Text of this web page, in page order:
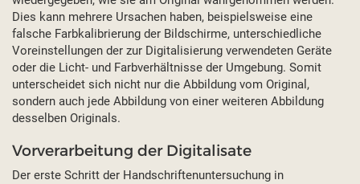
Dies kann mehrere Ursachen haben, beispielsweise eine
falsche Farbkalibrierung der Bildschirme, unterschiedliche
Voreinstellungen der zur Digitalisierung verwendeten Geräte
oder die Licht- und Farbverhältnisse der Umgebung. Somit
unterscheidet sich nicht nur die Abbildung vom Original,
sondern auch jede Abbildung von einer weiteren Abbildung
desselben Originals.
Vorverarbeitung der Digitalisate
Der erste Schritt der Handschriftenuntersuchung in